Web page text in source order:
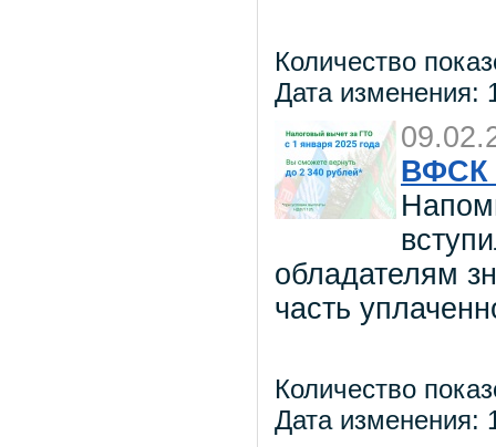
Количество
Дата изменения:
ВФСК
обладателям
часть
Количество
Дата изменения: